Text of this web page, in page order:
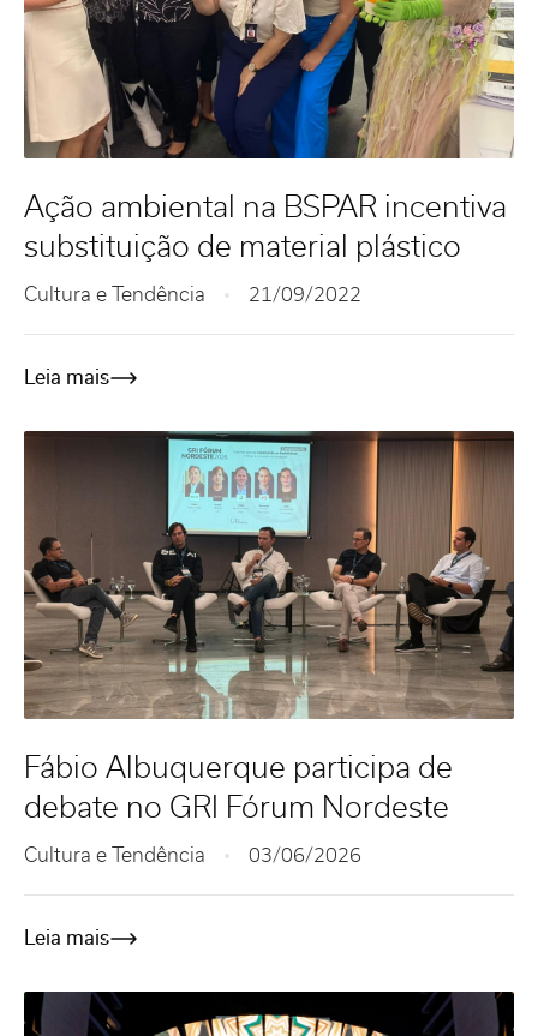
Ação ambiental na BSPAR incentiva
substituição de material plástico
Cultura e Tendência 21/09/2022
Leia mais
Fábio Albuquerque participa de
debate no GRI Fórum Nordeste
Cultura e Tendência 03/06/2026
Leia mais